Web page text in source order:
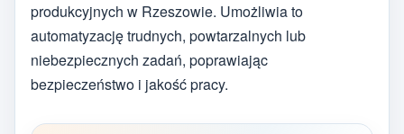
produkcyjnych w Rzeszowie. Umożliwia to
automatyzację trudnych, powtarzalnych lub
niebezpiecznych zadań, poprawiając
bezpieczeństwo i jakość pracy.